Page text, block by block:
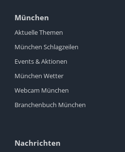
München
Aktuelle Themen
München Schlagzeilen
Events & Aktionen
München Wetter
Webcam München
Branchenbuch München
Nachrichten